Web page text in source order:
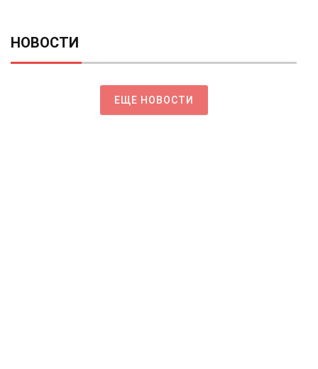
НОВОСТИ
ЕЩЕ НОВОСТИ